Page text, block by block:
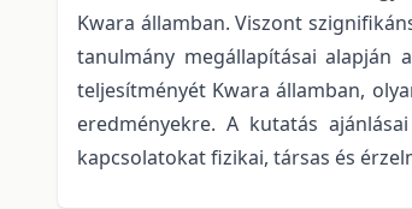
Kwara államban. Viszont
tanulmány megállapításai
teljesítményét Kwara államban,
eredményekre. A kutatás
kapcsolatokat fizikai, társas és